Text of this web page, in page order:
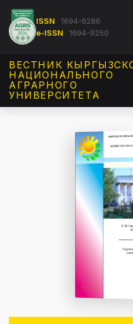
ISSN
1694-6286
e-ISSN
1694-9250
ВЕСТНИК
НАЦИОНАЛЬНОГО
АГРАРНОГО
УНИВЕРСИТЕТА